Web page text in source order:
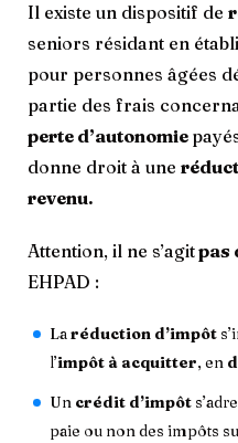
Il existe un dispositif de
seniors résidant en
pour personnes âgées
partie des frais
perte d’autonomie
donne droit à une
revenu.
Attention, il ne s’agitpas
EHPAD :
Laréduction d’impôt
l’impôt à acquitter, en
Un crédit d’impôt
paie ou non des impôts